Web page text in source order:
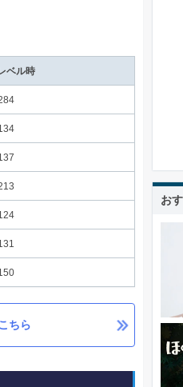
ベル時
ちら
お